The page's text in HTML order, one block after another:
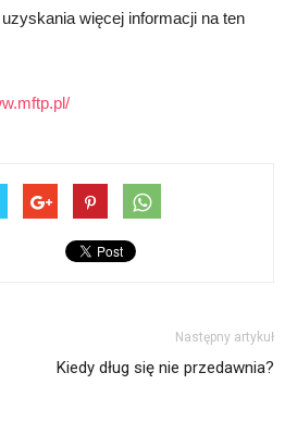
więcej informacji na ten
Następny artykuł
Kiedy dług się nie przedawnia?